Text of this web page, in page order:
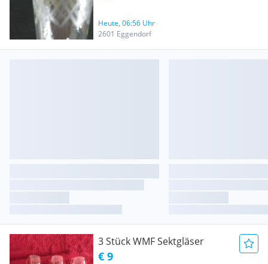
Heute, 06:56 Uhr
2601 Eggendorf
3 Stück WMF Sektgläser
€ 9